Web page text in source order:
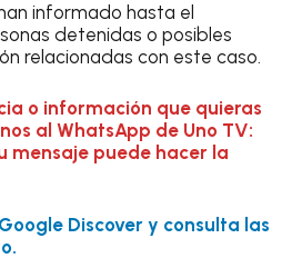
informado hasta el
detenidas o posibles
relacionadas con este caso.
o información que quieras
al WhatsApp de Uno TV:
mensaje puede hacer la
Discover y consulta las